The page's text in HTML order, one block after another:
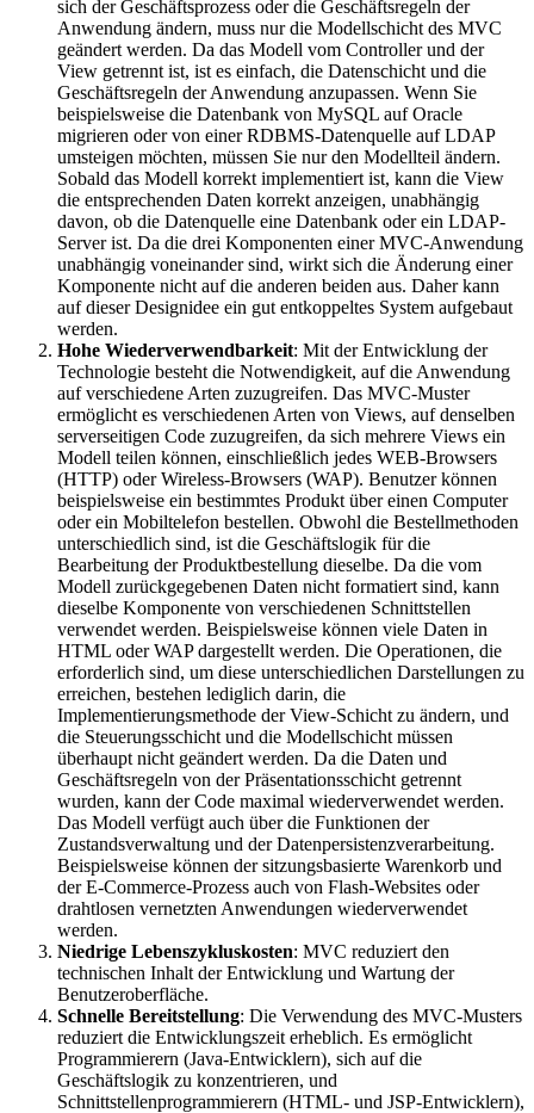
sich der Geschäftsprozess oder die Geschäftsregeln der
Anwendung ändern, muss nur die Modellschicht des MVC
geändert werden. Da das Modell vom Controller und der
View getrennt ist, ist es einfach, die Datenschicht und die
Geschäftsregeln der Anwendung anzupassen. Wenn Sie
beispielsweise die Datenbank von MySQL auf Oracle
migrieren oder von einer RDBMS-Datenquelle auf LDAP
umsteigen möchten, müssen Sie nur den Modellteil ändern.
Sobald das Modell korrekt implementiert ist, kann die View
die entsprechenden Daten korrekt anzeigen, unabhängig
davon, ob die Datenquelle eine Datenbank oder ein LDAP-
Server ist. Da die drei Komponenten einer MVC-Anwendung
unabhängig voneinander sind, wirkt sich die Änderung einer
Komponente nicht auf die anderen beiden aus. Daher kann
auf dieser Designidee ein gut entkoppeltes System aufgebaut
werden.
Hohe Wiederverwendbarkeit: Mit der Entwicklung der
Technologie besteht die Notwendigkeit, auf die Anwendung
auf verschiedene Arten zuzugreifen. Das MVC-Muster
ermöglicht es verschiedenen Arten von Views, auf denselben
serverseitigen Code zuzugreifen, da sich mehrere Views ein
Modell teilen können, einschließlich jedes WEB-Browsers
(HTTP) oder Wireless-Browsers (WAP). Benutzer können
beispielsweise ein bestimmtes Produkt über einen Computer
oder ein Mobiltelefon bestellen. Obwohl die Bestellmethoden
unterschiedlich sind, ist die Geschäftslogik für die
Bearbeitung der Produktbestellung dieselbe. Da die vom
Modell zurückgegebenen Daten nicht formatiert sind, kann
dieselbe Komponente von verschiedenen Schnittstellen
verwendet werden. Beispielsweise können viele Daten in
HTML oder WAP dargestellt werden. Die Operationen, die
erforderlich sind, um diese unterschiedlichen Darstellungen zu
erreichen, bestehen lediglich darin, die
Implementierungsmethode der View-Schicht zu ändern, und
die Steuerungsschicht und die Modellschicht müssen
überhaupt nicht geändert werden. Da die Daten und
Geschäftsregeln von der Präsentationsschicht getrennt
wurden, kann der Code maximal wiederverwendet werden.
Das Modell verfügt auch über die Funktionen der
Zustandsverwaltung und der Datenpersistenzverarbeitung.
Beispielsweise können der sitzungsbasierte Warenkorb und
der E-Commerce-Prozess auch von Flash-Websites oder
drahtlosen vernetzten Anwendungen wiederverwendet
werden.
Niedrige Lebenszykluskosten: MVC reduziert den
technischen Inhalt der Entwicklung und Wartung der
Benutzeroberfläche.
Schnelle Bereitstellung: Die Verwendung des MVC-Musters
reduziert die Entwicklungszeit erheblich. Es ermöglicht
Programmierern (Java-Entwicklern), sich auf die
Geschäftslogik zu konzentrieren, und
Schnittstellenprogrammierern (HTML- und JSP-Entwicklern),